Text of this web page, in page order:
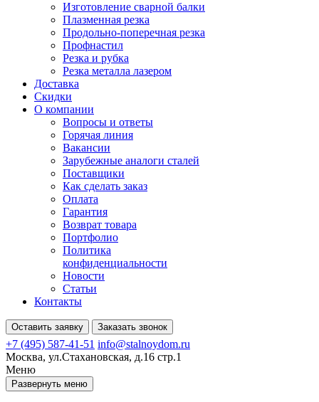
Изготовление сварной балки
Плазменная резка
Продольно-поперечная резка
Профнастил
Резка и рубка
Резка металла лазером
Доставка
Скидки
О компании
Вопросы и ответы
Горячая линия
Вакансии
Зарубежные аналоги сталей
Поставщики
Как сделать заказ
Оплата
Гарантия
Возврат товара
Портфолио
Политика
конфиденциальности
Новости
Статьи
Контакты
Оставить заявку Заказать звонок
+7 (495) 587-41-51 info@stalnoydom.ru
Москва, ул.Стахановская, д.16 стр.1
Меню
Развернуть меню